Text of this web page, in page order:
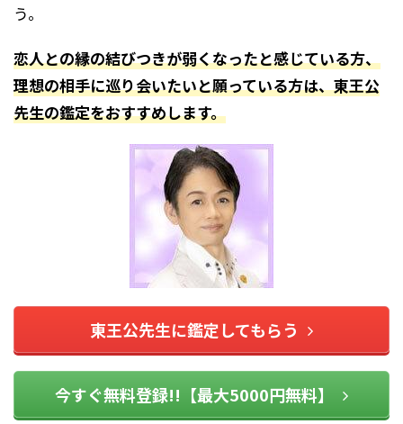
う。
恋人との縁の結びつきが弱くなったと感じている方、
理想の相手に巡り会いたいと願っている方は、東王公
先生の鑑定をおすすめします。
東王公先生に鑑定してもらう
今すぐ無料登録!!【最大5000円無料】